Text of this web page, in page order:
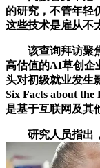
的研究，不管年轻
这些技术是雇从不
该查询拜访聚焦
高估值的AI草创企
头对初级就业发生
Six Facts about
是基于互联网及其
研究人员指出，